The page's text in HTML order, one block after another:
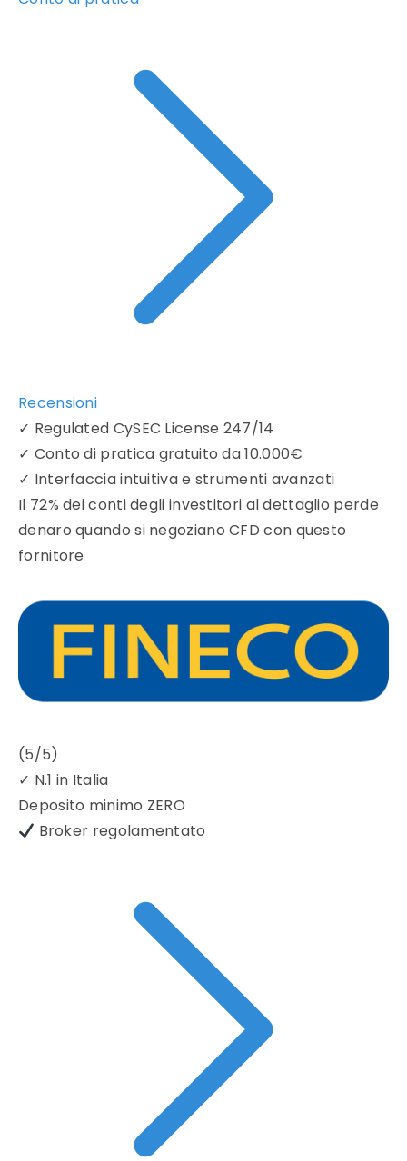
Recensioni
✓ Regulated CySEC License 247/14
✓ Conto di pratica gratuito da 10.000€
✓ Interfaccia intuitiva e strumenti avanzati
Il 72% dei conti degli investitori al dettaglio perde
denaro quando si negoziano CFD con questo
fornitore
(5/5)
✓ N.1 in Italia
Deposito minimo ZERO
Broker regolamentato